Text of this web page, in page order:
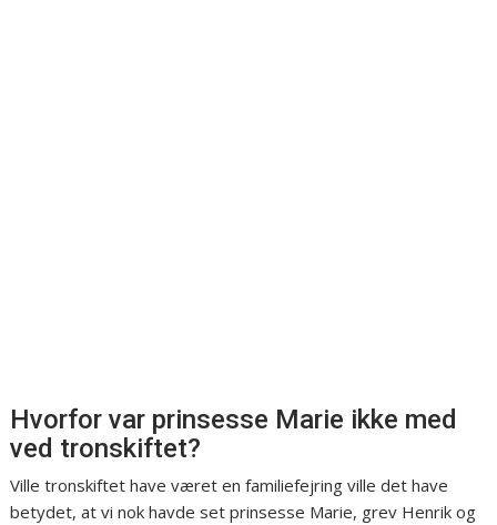
Hvorfor var prinsesse Marie ikke med
ved tronskiftet?
Ville tronskiftet have været en familiefejring ville det have
betydet, at vi nok havde set prinsesse Marie, grev Henrik og